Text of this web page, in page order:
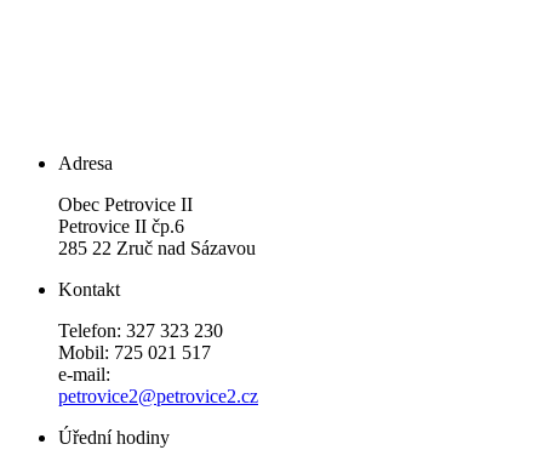
Adresa
Obec Petrovice II
Petrovice II čp.6
285 22 Zruč nad Sázavou
Kontakt
Telefon: 327 323 230
Mobil: 725 021 517
e-mail:
petrovice2@petrovice2.cz
Úřední hodiny